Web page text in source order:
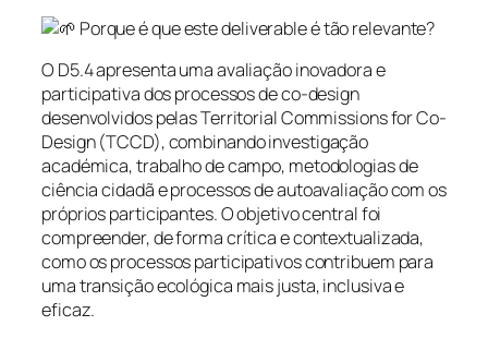
Porque é que este deliverable é tão relevante?
O D5.4 apresenta uma avaliação inovadora e
participativa dos processos de co-design
desenvolvidos pelas Territorial Commissions for Co-
Design (TCCD), combinando investigação
académica, trabalho de campo, metodologias de
ciência cidadã e processos de autoavaliação com os
próprios participantes. O objetivo central foi
compreender, de forma crítica e contextualizada,
como os processos participativos contribuem para
uma transição ecológica mais justa, inclusiva e
eficaz.